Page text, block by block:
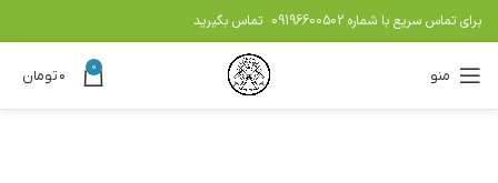
برای تماس سریع با شماره 09196600502 تماس بگیرید
منو 0 ۰تومان